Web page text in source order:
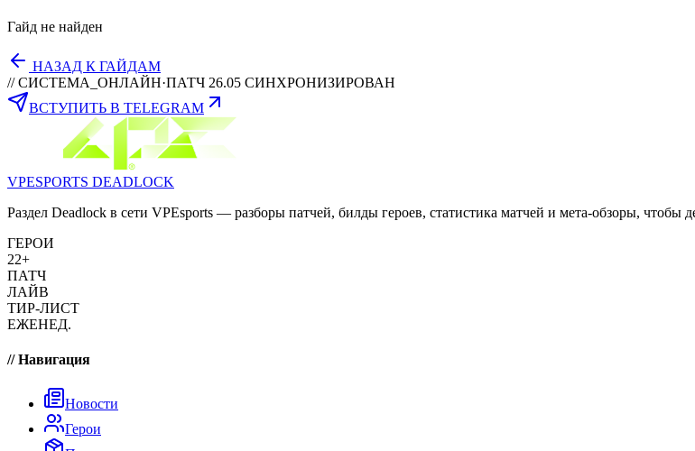
Гайд не найден
НАЗАД К ГАЙДАМ
// СИСТЕМА_ОНЛАЙН·ПАТЧ 26.05 СИНХРОНИЗИРОВАН
ВСТУПИТЬ В TELEGRAM
VPESPORTS DEADLOCK
Раздел Deadlock в сети VPEsports — разборы патчей, билды героев, статистика матчей и мета-обзоры, чтобы
ГЕРОИ
22+
ПАТЧ
ЛАЙВ
ТИР-ЛИСТ
ЕЖЕНЕД.
// Навигация
Новости
Герои